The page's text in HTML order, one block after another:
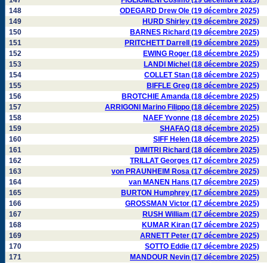
148
ODEGARD Drew Ole (19 décembre 2025)
149
HURD Shirley (19 décembre 2025)
150
BARNES Richard (19 décembre 2025)
151
PRITCHETT Darrell (19 décembre 2025)
152
EWING Roger (18 décembre 2025)
153
LANDI Michel (18 décembre 2025)
154
COLLET Stan (18 décembre 2025)
155
BIFFLE Greg (18 décembre 2025)
156
BROTCHIE Amanda (18 décembre 2025)
157
ARRIGONI Marino Filippo (18 décembre 2025)
158
NAEF Yvonne (18 décembre 2025)
159
SHAFAQ (18 décembre 2025)
160
SIFF Helen (18 décembre 2025)
161
DIMITRI Richard (18 décembre 2025)
162
TRILLAT Georges (17 décembre 2025)
163
von PRAUNHEIM Rosa (17 décembre 2025)
164
van MANEN Hans (17 décembre 2025)
165
BURTON Humphrey (17 décembre 2025)
166
GROSSMAN Victor (17 décembre 2025)
167
RUSH William (17 décembre 2025)
168
KUMAR Kiran (17 décembre 2025)
169
ARNETT Peter (17 décembre 2025)
170
SOTTO Eddie (17 décembre 2025)
171
MANDOUR Nevin (17 décembre 2025)